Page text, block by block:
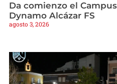
Da comienzo el
Dynamo Alcázar FS
agosto 3, 2026